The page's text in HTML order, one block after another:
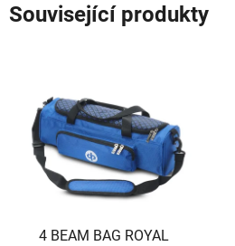
Související produkty
4 BEAM BAG ROYAL